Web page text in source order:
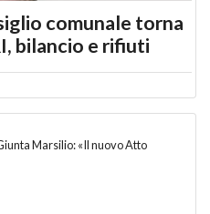
comunale torna
bilancio e rifiuti